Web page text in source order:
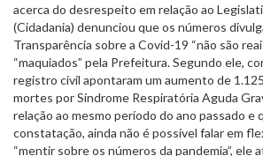
acerca do desrespeito em relação ao
(Cidadania) denunciou que os números
Transparência sobre a Covid-19 “não são
“maquiados” pela Prefeitura. Segundo ele,
registro civil apontaram um aumento de
mortes por Síndrome Respiratória Aguda
relação ao mesmo período do ano passado e
constatação, ainda não é possível falar em
“mentir sobre os números da pandemia”, ele